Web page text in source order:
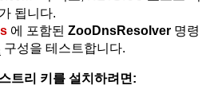
가 됩니다.
에 포함된 ZooDnsResolver 명령
구성을 테스트합니다.
트리 키를 설치하려면: